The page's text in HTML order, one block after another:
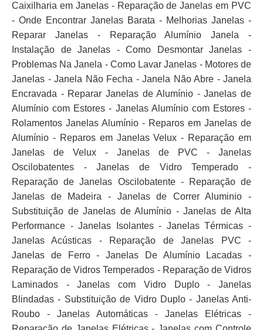
Caixilharia em Janelas - Reparação de Janelas em PVC
- Onde Encontrar Janelas Barata - Melhorias Janelas -
Reparar Janelas - Reparação Alumínio Janela -
Instalação de Janelas - Como Desmontar Janelas -
Problemas Na Janela - Como Lavar Janelas - Motores de
Janelas - Janela Não Fecha - Janela Não Abre - Janela
Encravada - Reparar Janelas de Alumínio - Janelas de
Alumínio com Estores - Janelas Alumínio com Estores -
Rolamentos Janelas Alumínio - Reparos em Janelas de
Alumínio - Reparos em Janelas Velux - Reparação em
Janelas de Velux - Janelas de PVC - Janelas
Oscilobatentes - Janelas de Vidro Temperado -
Reparação de Janelas Oscilobatente - Reparação de
Janelas de Madeira - Janelas de Correr Aluminio -
Substituição de Janelas de Alumínio - Janelas de Alta
Performance - Janelas Isolantes - Janelas Térmicas -
Janelas Acústicas - Reparação de Janelas PVC -
Janelas de Ferro - Janelas De Alumínio Lacadas -
Reparação de Vidros Temperados - Reparação de Vidros
Laminados - Janelas com Vidro Duplo - Janelas
Blindadas - Substituição de Vidro Duplo - Janelas Anti-
Roubo - Janelas Automáticas - Janelas Elétricas -